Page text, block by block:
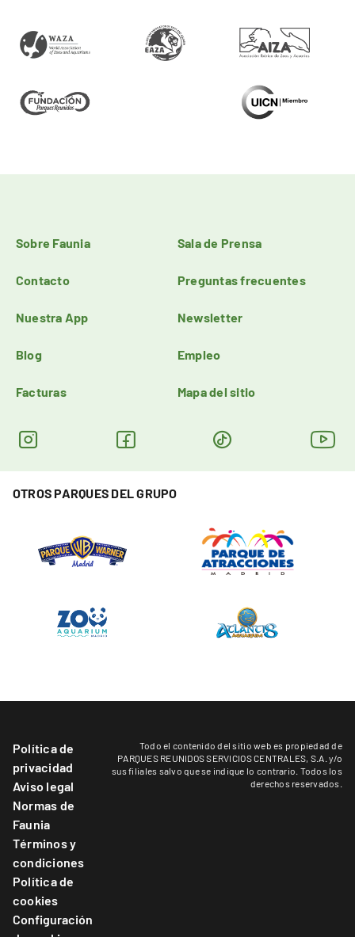
Sobre Faunia Sala de Prensa
Contacto Preguntas frecuentes
Nuestra App Newsletter
Blog Empleo
Facturas Mapa del sitio
OTROS PARQUES DEL GRUPO
Política de
privacidad
Aviso legal
Normas de
Faunia
Términos y
condiciones
Política de
cookies
Configuración
Todo el contenido del sitio web es propiedad de
PARQUES REUNIDOS SERVICIOS CENTRALES, S.A. y/o
sus filiales salvo que se indique lo contrario. Todos los
derechos reservados.